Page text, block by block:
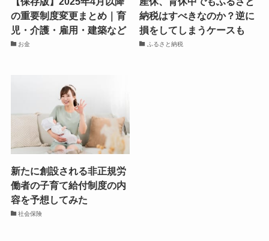
の重要制度変更まとめ｜育
児・介護・雇用・建築など
お金
納税はすべきなのか？逆に
損をしてしまうケースも
ふるさと納税
新たに創設される非正規労
働者の子育て給付制度の内
容を予想してみた
社会保険